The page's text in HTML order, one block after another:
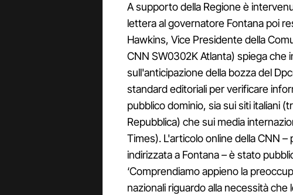
A supporto della Regione è
lettera al governatore Fontana poi
Hawkins, Vice Presidente della
CNN SW0302K Atlanta) spiega che
sull'anticipazione della bozza del
standard editoriali per verificare
pubblico dominio, sia sui siti italiani
Repubblica) che sui media
Times). L'articolo online della CNN
indirizzata a Fontana – è stato
‘Comprendiamo appieno la
nazionali riguardo alla necessità